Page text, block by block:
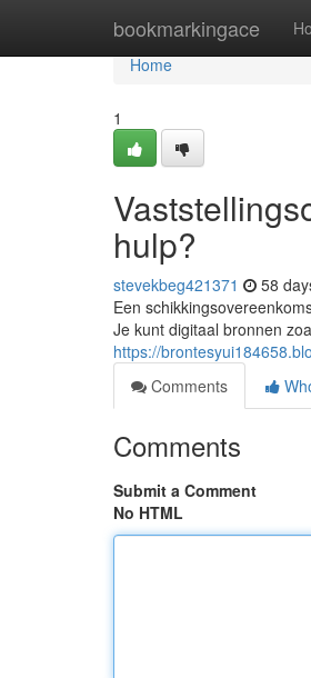
bookmarkingace
Home
Home
1
hulp?
stevekbeg421371 58
Een
Je kunt digitaal bronnen
https://
Comments
Comments
Submit a Comment
No HTML